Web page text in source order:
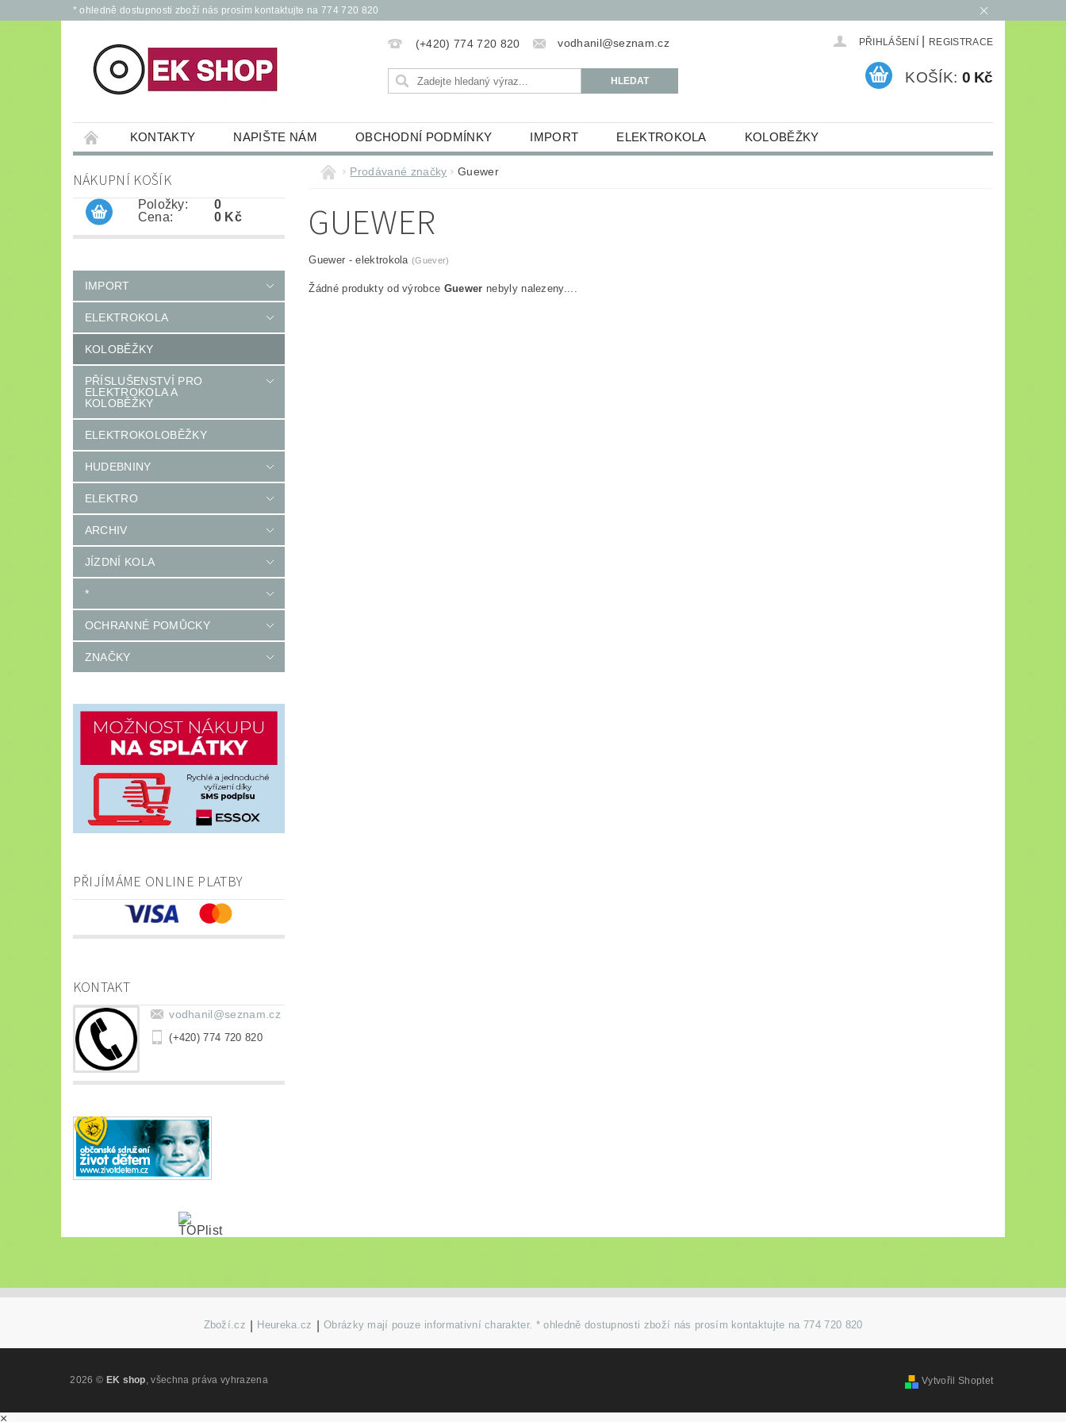
* ohledně dostupnosti zboží nás prosím kontaktujte na 774 720 820
(+420) 774 720 820 vodhanil@seznam.cz PŘIHLÁŠENÍ REGISTRACE
KOŠÍK: 0 Kč
KONTAKTY NAPIŠTE NÁM OBCHODNÍ PODMÍNKY IMPORT ELEKTROKOLA KOLOBĚŽKY
PŘÍSLUŠENSTVÍ PRO ELEKTROKOLA A KOLOBĚŽKY ELEKTROKOLOBĚŽKY
JÍZDNÍ KOLA * OCHRANNÉ POMŮCKY
NÁKUPNÍ KOŠÍK
Položky:
Cena:
0
0 Kč
IMPORT
ELEKTROKOLA
KOLOBĚŽKY
PŘÍSLUŠENSTVÍ PRO
ELEKTROKOLA A
KOLOBĚŽKY
ELEKTROKOLOBĚŽKY
HUDEBNINY
ELEKTRO
ARCHIV
JÍZDNÍ KOLA
*
OCHRANNÉ POMŮCKY
ZNAČKY
PŘIJÍMÁME ONLINE PLATBY
KONTAKT
vodhanil@seznam.cz
(+420) 774 720 820
Prodávané značky Guewer
GUEWER
Guewer - elektrokola(Guever)
Žádné produkty od výrobce Guewer nebyly nalezeny....
Zboží.cz Heureka.cz Obrázky mají pouze informativní charakter. * ohledně dostupnosti zboží nás prosím kontaktujte na 774 720 820
2026 © EK shop , všechna práva vyhrazena Vytvořil Shoptet
×